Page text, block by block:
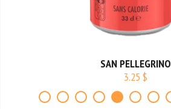
SAN PELLEGRINO
3.25 $